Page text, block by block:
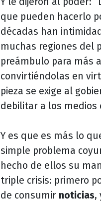
que pueden hacerlo
décadas han
muchas regiones del
preámbulo para más
convirtiéndolas en
pieza se exige al
debilitar a los medios
Y es que es más lo
simple problema
hecho de ellos su
triple crisis: primero
de consumir noticias,